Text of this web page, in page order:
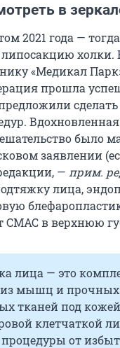
в
2021 года —
холки.
«Медикал
прошла
было
заявлении
— прим.
лица,
СМАС в верхнюю
лица — это
из мышц и прочных
тканей под
клетчаткой
процедуры от